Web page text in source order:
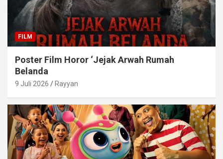
FILM
Poster Film Horor ‘Jejak Arwah Rumah
Belanda
9 Juli 2026 Rayyan